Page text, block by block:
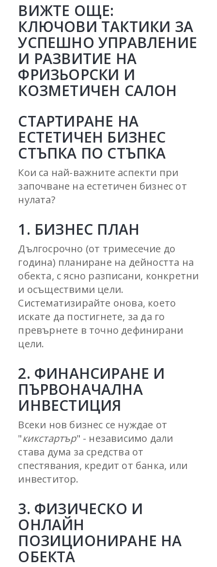
ВИЖТЕ ОЩЕ:
КЛЮЧОВИ ТАКТИКИ ЗА
УСПЕШНО УПРАВЛЕНИЕ
И РАЗВИТИЕ НА
ФРИЗЬОРСКИ И
КОЗМЕТИЧЕН САЛОН
СТАРТИРАНЕ НА
ЕСТЕТИЧЕН БИЗНЕС
СТЪПКА ПО СТЪПКА
Кои са най-важните аспекти при
започване на естетичен бизнес от
нулата?
1. БИЗНЕС ПЛАН
Дългосрочно (от тримесечие до
година) планиране на дейността на
обекта, с ясно разписани, конкретни
и осъществими цели.
Систематизирайте онова, което
искате да постигнете, за да го
превърнете в точно дефинирани
цели.
2. ФИНАНСИРАНЕ И
ПЪРВОНАЧАЛНА
ИНВЕСТИЦИЯ
Всеки нов бизнес се нуждае от
"кикстартър" - независимо дали
става дума за средства от
спестявания, кредит от банка, или
инвеститор.
3. ФИЗИЧЕСКО И
ОНЛАЙН
ПОЗИЦИОНИРАНЕ НА
ОБЕКТА